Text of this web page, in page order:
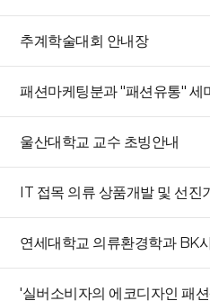
추계학술대회 안내장
패션마케팅분과 "패션유통" 세
울산대학교 교수 초빙안내
IT 접목 의류 상품개발 및 선진
연세대학교 의류환경학과 BK
'실버소비자의 에코디자인 패